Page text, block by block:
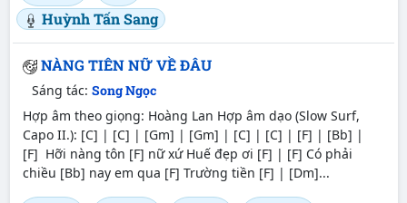
Huỳnh Tấn Sang
NÀNG TIÊN NỮ VỀ ĐÂU
Sáng tác: Song Ngọc
Hợp âm theo giọng: Hoàng Lan Hợp âm dạo (Slow Surf,
Capo II.): [C] | [C] | [Gm] | [Gm] | [C] | [C] | [F] | [Bb] |
[F] Hỡi nàng tôn [F] nữ xứ Huế đẹp ơi [F] | [F] Có phải
chiều [Bb] nay em qua [F] Trường tiền [F] | [Dm]...